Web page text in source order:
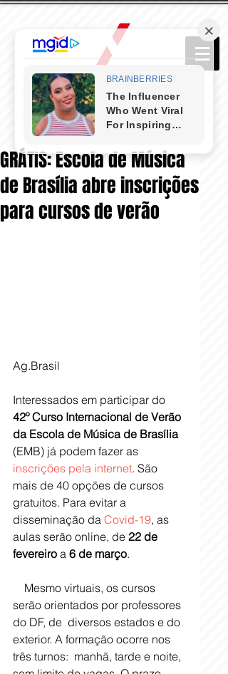
GRÁTIS: Escola de Música
de Brasília abre inscrições
para cursos de verão
Ag.Brasil
Interessados em participar do
42º Curso Internacional de Verão
da Escola de Música de Brasília
(EMB) já podem fazer as
inscrições pela internet. São
mais de 40 opções de cursos
gratuitos. Para evitar a
disseminação da Covid-19, as
aulas serão online, de 22 de
fevereiro a 6 de março.
serão orientados por professores
do DF, de  diversos estados e do
exterior. A formação ocorre nos
três turnos:  manhã, tarde e noite,